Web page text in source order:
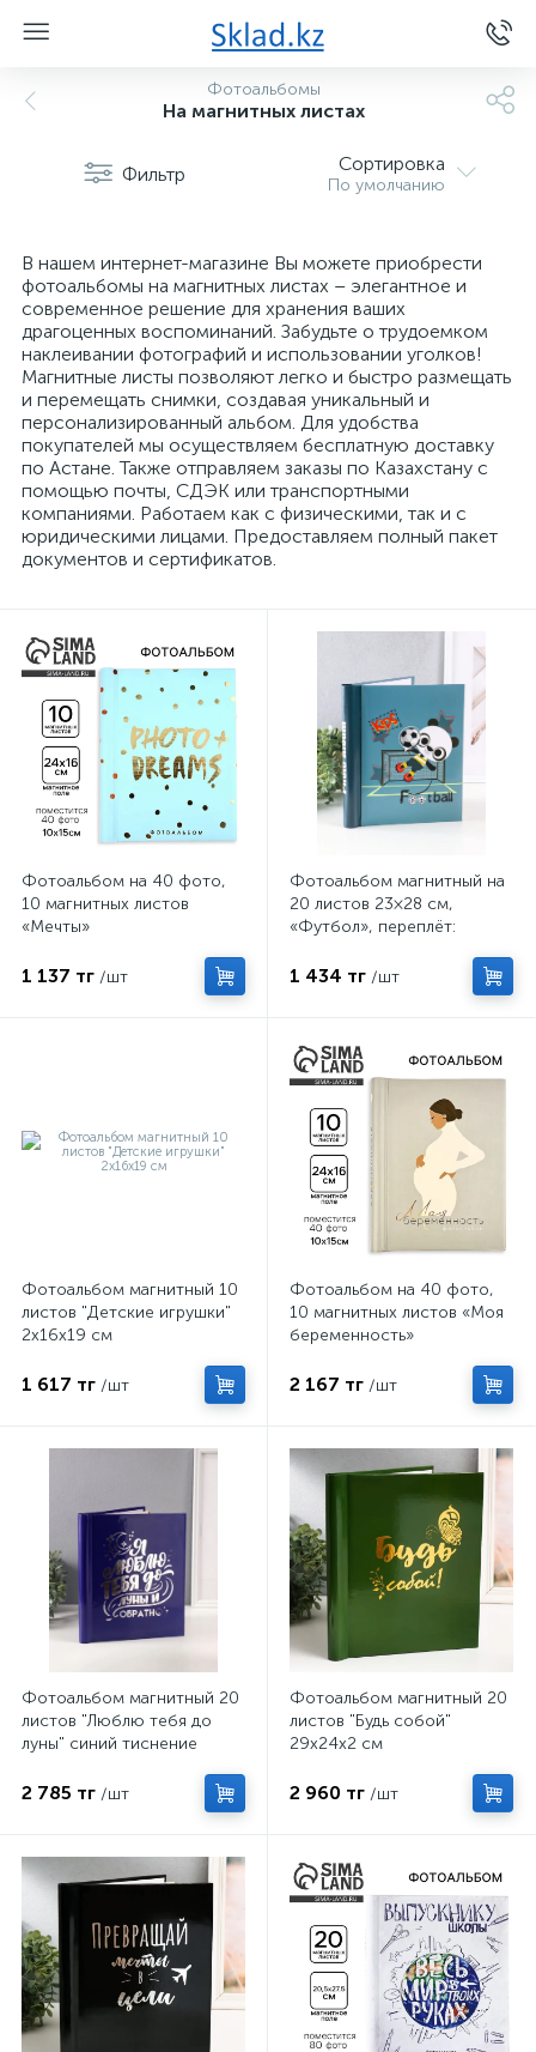
Фотоальбомы
На магнитных листах
Фильтр Сортировка
По умолчанию
В нашем интернет-магазине Вы можете приобрести
фотоальбомы на магнитных листах – элегантное и
современное решение для хранения ваших
драгоценных воспоминаний. Забудьте о трудоемком
наклеивании фотографий и использовании уголков!
Магнитные листы позволяют легко и быстро размещать
и перемещать снимки, создавая уникальный и
персонализированный альбом. Для удобства
покупателей мы осуществляем бесплатную доставку
по Астане. Также отправляем заказы по Казахстану с
помощью почты, СДЭК или транспортными
компаниями. Работаем как с физическими, так и с
юридическими лицами. Предоставляем полный пакет
документов и сертификатов.
Фотоальбом на 40 фото,
10 магнитных листов
«Мечты»
1 137 тг /шт
Фотоальбом магнитный на
20 листов 23×28 см,
«Футбол», переплёт:
1 434 тг /шт
Фотоальбом магнитный 10
листов "Детские игрушки"
2х16х19 см
1 617 тг /шт
Фотоальбом на 40 фото,
10 магнитных листов «Моя
беременность»
2 167 тг /шт
Фотоальбом магнитный 20
листов "Люблю тебя до
луны" синий тиснение
2 785 тг /шт
Фотоальбом магнитный 20
листов "Будь собой"
29х24х2 см
2 960 тг /шт